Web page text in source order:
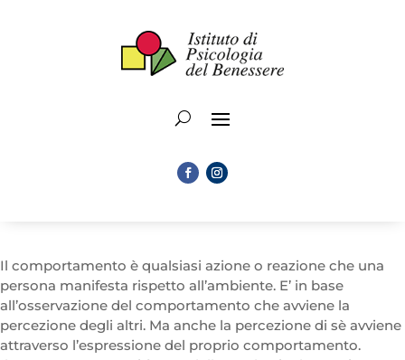
Il comportamento è qualsiasi azione o reazione che una
persona manifesta rispetto all’ambiente. E’ in base
all’osservazione del comportamento che avviene la
percezione degli altri. Ma anche la percezione di sè avviene
attraverso l’espressione del proprio comportamento.